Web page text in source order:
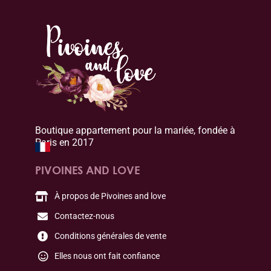
Boutique appartement pour la mariée, fondée à
Paris en 2017
PIVOINES AND LOVE
À propos de Pivoines and love
Contactez-nous
Conditions générales de vente
Elles nous ont fait confiance